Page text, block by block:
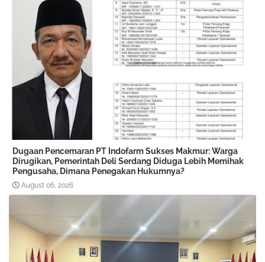
Dugaan Pencemaran PT Indofarm Sukses Makmur: Warga
Dirugikan, Pemerintah Deli Serdang Diduga Lebih Memihak
Pengusaha, Dimana Penegakan Hukumnya?
August 06, 2026